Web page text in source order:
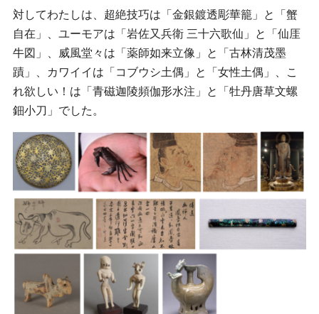
対してわたしは、超絶技巧は「金銀鍍透彫華籠」と「蟹
自在」、ユーモアは「岩佐又兵衛 三十六歌仙」と「仙厓
牛図」、威風堂々は「薬師如来立像」と「古林清茂墨
蹟」、カワイイは「コブウシ土偶」と「女性土偶」、こ
れ欲しい！は「青磁迦陵頻伽形水注」と「牡丹唐草文螺
鈿小刀」でした。